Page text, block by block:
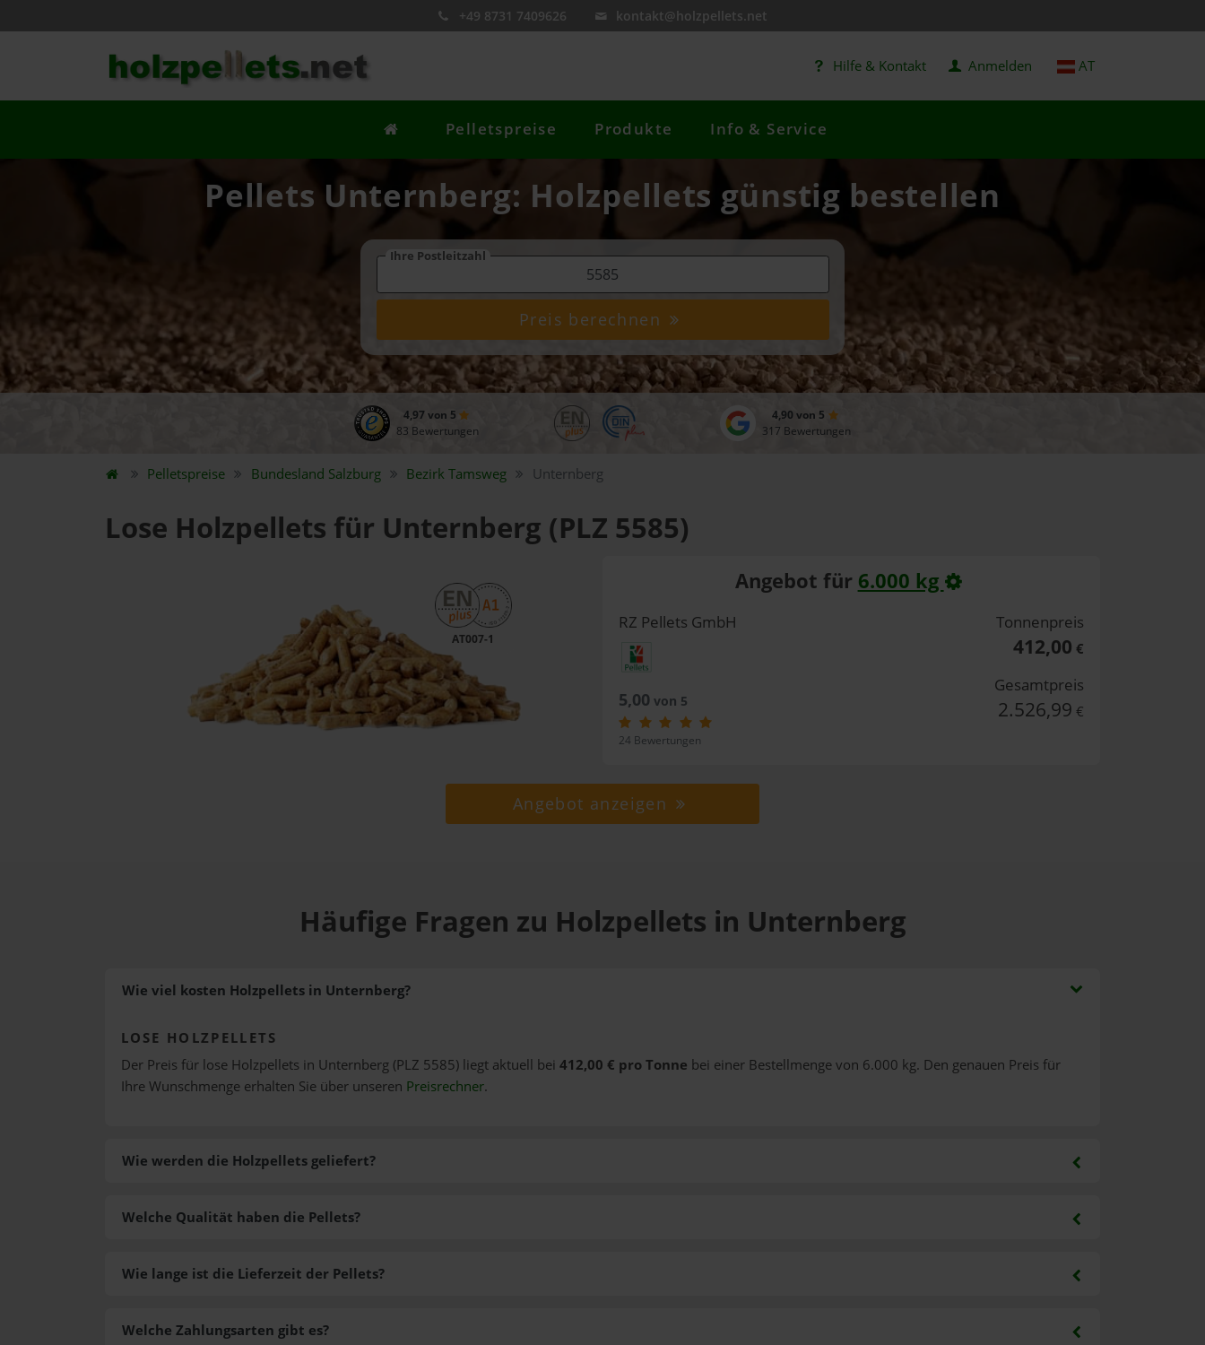
+49 8731 7409626 kontakt@holzpellets.net
Hilfe & Kontakt Anmelden AT
Pelletspreise Produkte Info & Service
Pellets Unternberg: Holzpellets günstig bestellen
Ihre Postleitzahl
Preis berechnen
4,97 von 5
83 Bewertungen
4,90 von 5
317 Bewertungen
Pelletspreise Bundesland Salzburg BezirkTamsweg Unternberg
Lose Holzpellets für Unternberg (PLZ 5585)
AT007-1
Angebot für 6.000 kg
RZ Pellets GmbH
5,00 von 5
24 Bewertungen
Tonnenpreis
412,00 €
Gesamtpreis
2.526,99 €
Angebot anzeigen
Häufige Fragen zu Holzpellets in Unternberg
Wie viel kosten Holzpellets in Unternberg?
LOSE HOLZPELLETS
Der Preis für lose Holzpellets in Unternberg (PLZ 5585) liegt aktuell bei 412,00 € pro Tonne bei einer Bestellmenge von 6.000 kg. Den genauen Preis für
Ihre Wunschmenge erhalten Sie über unseren Preisrechner.
Wie werden die Holzpellets geliefert?
Welche Zahlungsarten gibt es?
Welche Qualität haben die Pellets?
Wie lange ist die Lieferzeit der Pellets?